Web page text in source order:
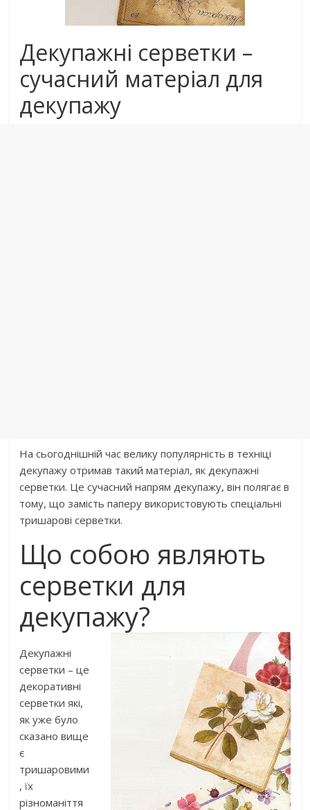
Декупажні серветки –
сучасний матеріал для
декупажу
На сьогоднішній час велику популярність в техніці
декупажу отримав такий матеріал, як декупажні
серветки. Це сучасний напрям декупажу, він полягає в
тому, що замість паперу використовують спеціальні
тришарові серветки.
Що собою являють
серветки для
декупажу?
Декупажні
серветки – це
декоративні
серветки які,
як уже було
сказано вище
є
тришаровими
, їх
різноманіття